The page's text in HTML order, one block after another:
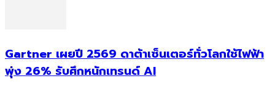
Gartner เผยปี 2569 ดาต้าเซ็นเตอร์ทั่วโลกใช้ไฟฟ้า
พุ่ง 26% รับศึกหนักเทรนด์ AI